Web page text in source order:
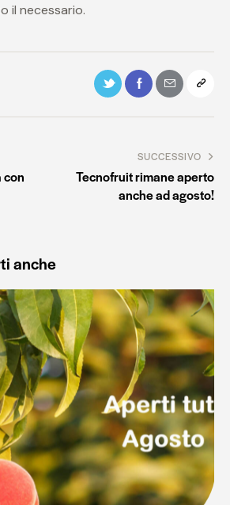
il necessario.
SUCCESSIVO
Tecnofruit rimane aperto
anche ad agosto!
anche